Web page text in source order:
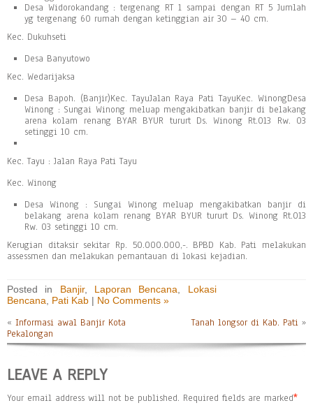
Desa Widorokandang : tergenang RT 1 sampai dengan RT 5 Jumlah
yg tergenang 60 rumah dengan ketinggian air 30 – 40 cm.
Kec. Dukuhseti
Desa Banyutowo
Kec. Wedarijaksa
Desa Bapoh. (Banjir)Kec. TayuJalan Raya Pati TayuKec. WinongDesa
Winong : Sungai Winong meluap mengakibatkan banjir di belakang
arena kolam renang BYAR BYUR tururt Ds. Winong Rt.013 Rw. 03
setinggi 10 cm.
Kec. Tayu : Jalan Raya Pati Tayu
Kec. Winong
Desa Winong : Sungai Winong meluap mengakibatkan banjir di
belakang arena kolam renang BYAR BYUR tururt Ds. Winong Rt.013
Rw. 03 setinggi 10 cm.
Kerugian ditaksir sekitar Rp. 50.000.000,-. BPBD Kab. Pati melakukan
assessmen dan melakukan pemantauan di lokasi kejadian.
Posted in Banjir, Laporan Bencana
Lokasi
Bencana
Pati Kab | No Comments »
« Informasi awal Banjir Kota
Pekalongan
Tanah longsor di Kab. Pati »
LEAVE A REPLY
Your email address will not be published. Required fields are marked*